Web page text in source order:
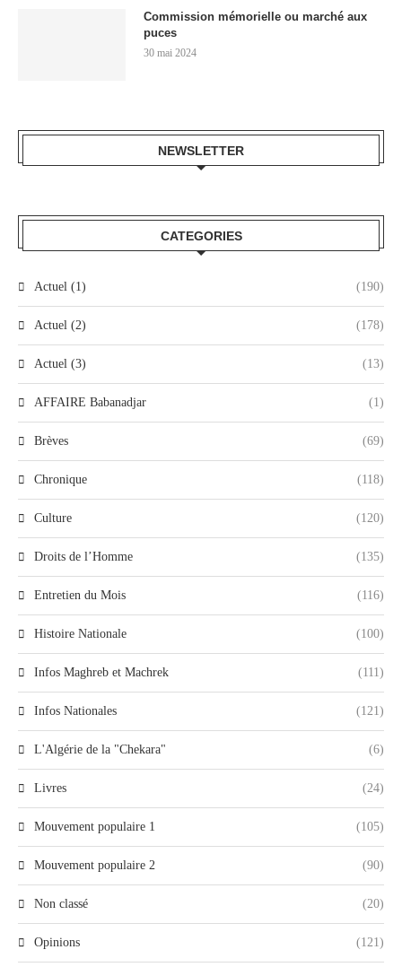
Commission mémorielle ou marché aux
puces
30 mai 2024
NEWSLETTER
CATEGORIES
Actuel (1) (190)
Actuel (2) (178)
Actuel (3) (13)
AFFAIRE Babanadjar (1)
Brèves (69)
Chronique (118)
Culture (120)
Droits de l’Homme (135)
Entretien du Mois (116)
Histoire Nationale (100)
Infos Maghreb et Machrek (111)
Infos Nationales (121)
L'Algérie de la "Chekara" (6)
Livres (24)
Mouvement populaire 1 (105)
Mouvement populaire 2 (90)
Non classé (20)
Opinions (121)